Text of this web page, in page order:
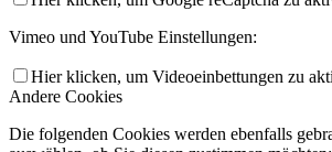
Vimeo und YouTube Einstellungen:
Hier klicken, um Videoeinbettungen zu
Andere Cookies
Die folgenden Cookies werden ebenfalls